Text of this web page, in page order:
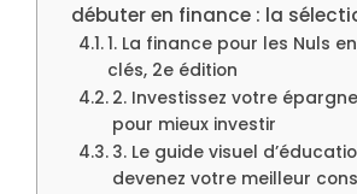
débuter en finance : la
1. La finance pour les Nuls
clés, 2e édition
2. Investissez votre
pour mieux investir
3. Le guide visuel
devenez votre meilleur